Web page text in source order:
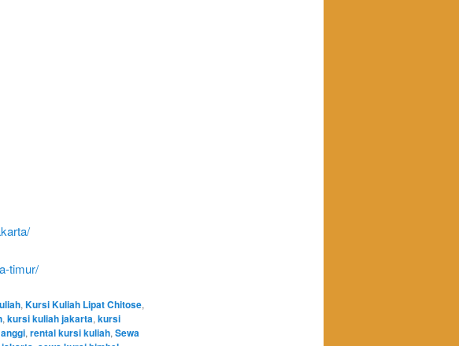
timur/
,Kursi Kuliah Lipat Chitose,
,kursi kuliah jakarta,kursi
,rental kursi kuliah,Sewa